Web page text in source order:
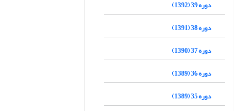
دوره 39 (1392)
دوره 38 (1391)
دوره 37 (1390)
دوره 36 (1389)
دوره 35 (1389)